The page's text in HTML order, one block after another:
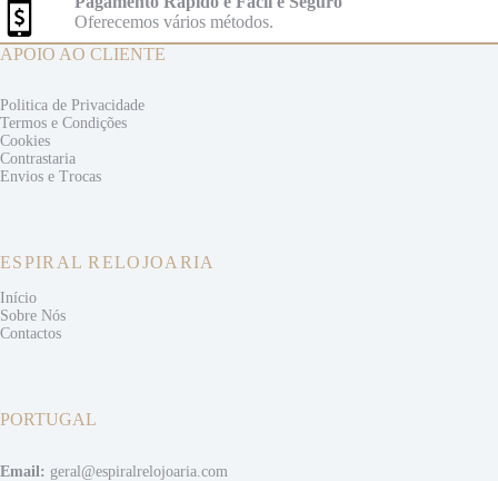
Oferecemos vários métodos.
APOIO AO CLIENTE
Politica de Privacidade
Termos e Condições
Cookies
Contrastaria
Envios e Trocas
ESPIRAL RELOJOARIA
Início
Sobre Nós
Contactos
PORTUGAL
Email: geral@espiralrelojoaria.com